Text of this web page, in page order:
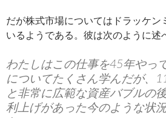
だが株式市場についてはドラッケン
いるようである。彼は次のように述
わたしはこの仕事を45年やっ
についてたくさん学んだが、
と非常に広範な資産バブルの
利上げがあった今のような状